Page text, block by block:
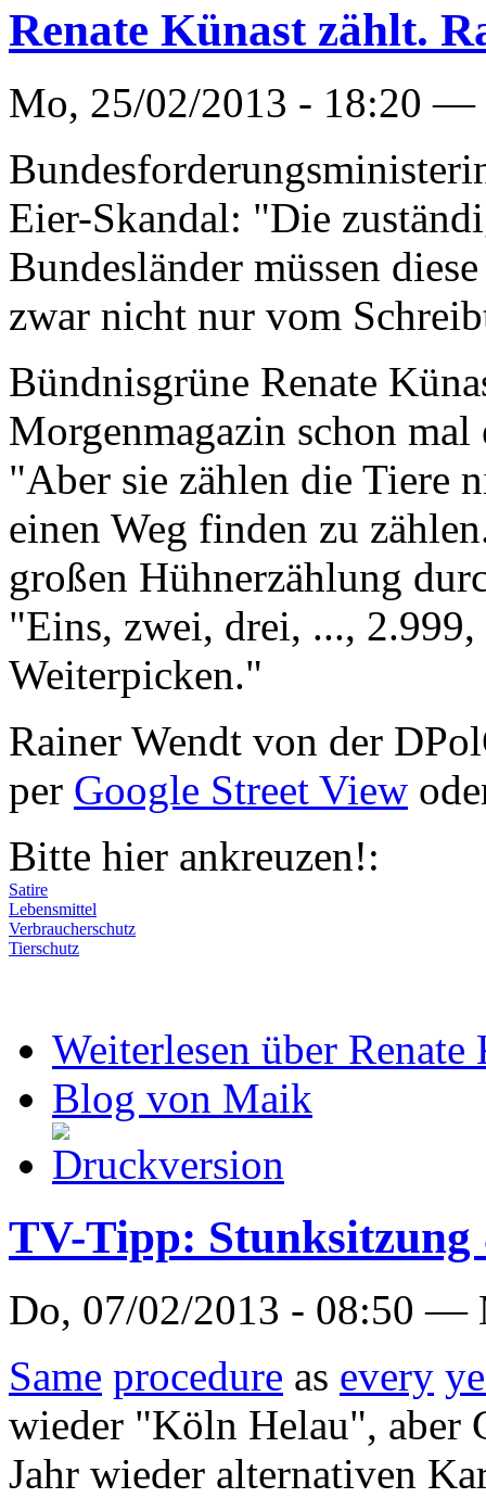
Renate Künast zählt.
Mo, 25/02/2013 - 18:20 —
Eier-Skandal: "Die
Bundesländer müssen
zwar nicht nur vom
Bündnisgrüne Renate
Morgenmagazin schon mal
"Aber sie zählen die Tiere
einen Weg finden zu
großen Hühnerzählung
"Eins, zwei, drei, ...,
Weiterpicken."
Rainer Wendt von der
per Google Street View
Bitte hier ankreuzen!:
Satire
Lebensmittel
Verbraucherschutz
Tierschutz
Weiterlesen über
Blog von Maik
TV-Tipp: Stunksitzung
Do, 07/02/2013 - 08:50 —
Same procedure as every
wieder "Köln Helau", aber
Jahr wieder alternativen